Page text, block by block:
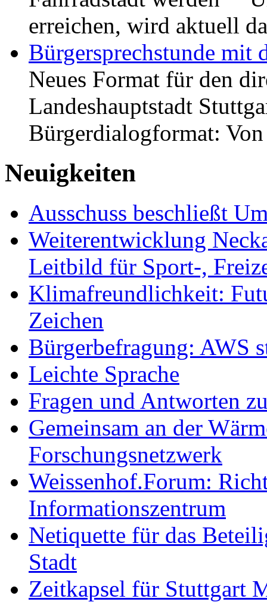
erreichen, wird aktuell
Bürgersprechstunde mit
Neues Format für den
Landeshauptstadt
Bürgerdialogformat:
Neuigkeiten
Ausschuss beschließt
Weiterentwicklung
Leitbild für Sport-,
Klimafreundlichkeit:
Zeichen
Bürgerbefragung: AWS
Leichte Sprache
Fragen und Antworten
Gemeinsam an der
Forschungsnetzwerk
Weissenhof.Forum:
Informationszentrum
Netiquette für das
Stadt
Zeitkapsel für Stuttgart